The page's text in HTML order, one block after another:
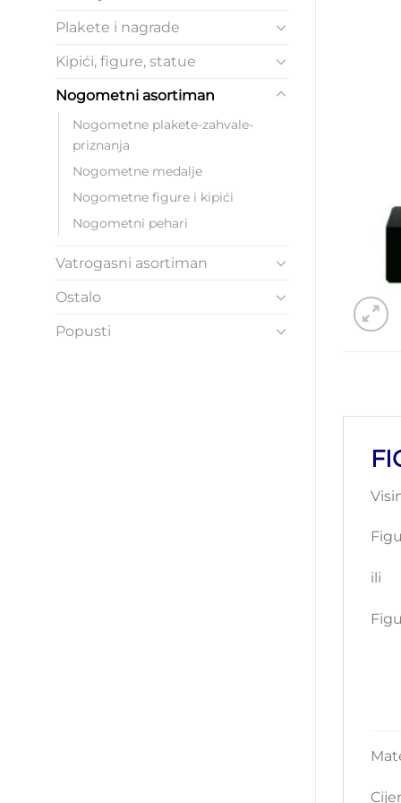
Plakete i nagrade
Kipići, figure, statue
Nogometni asortiman
Nogometne plakete-zahvale-
priznanja
Nogometne medalje
Nogometne figure i kipići
Nogometni pehari
Vatrogasni asortiman
Ostalo
Popusti
ili